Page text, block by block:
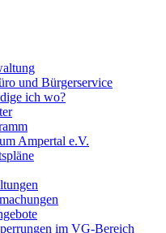
und Bürgerservice
ich wo?
Ampertal e.V.
im VG-Bereich